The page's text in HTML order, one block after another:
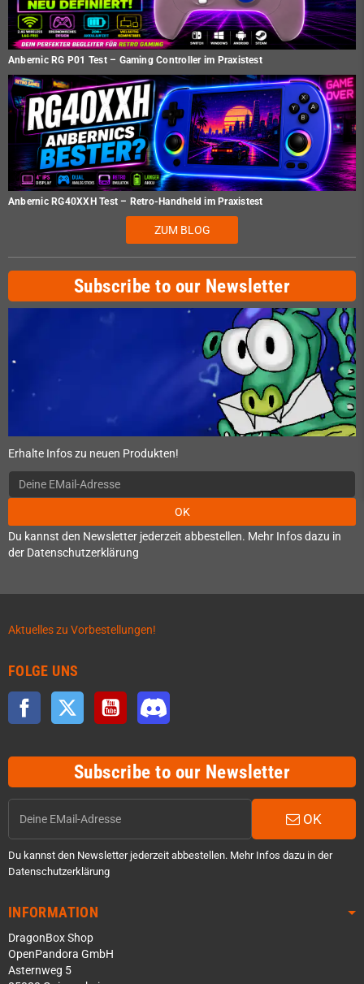
Anbernic RG P01 Test – Gaming Controller im Praxistest
Anbernic RG40XXH Test – Retro-Handheld im Praxistest
ZUM BLOG
Subscribe to our Newsletter
Erhalte Infos zu neuen Produkten!
OK
Du kannst den Newsletter jederzeit abbestellen. Mehr Infos dazu in
der Datenschutzerklärung
Aktuelles zu Vorbestellungen!
FOLGE UNS
Facebook Twitter YouTube
Subscribe to our Newsletter
OK
Du kannst den Newsletter jederzeit abbestellen. Mehr Infos dazu in der
Datenschutzerklärung
INFORMATION
DragonBox Shop
OpenPandora GmbH
Asternweg 5